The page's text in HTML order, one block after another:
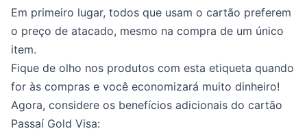
Em primeiro lugar, todos que usam o cartão preferem
o preço de atacado, mesmo na compra de um único
item.
Fique de olho nos produtos com esta etiqueta quando
for às compras e você economizará muito dinheiro!
Agora, considere os benefícios adicionais do cartão
Passaí Gold Visa: